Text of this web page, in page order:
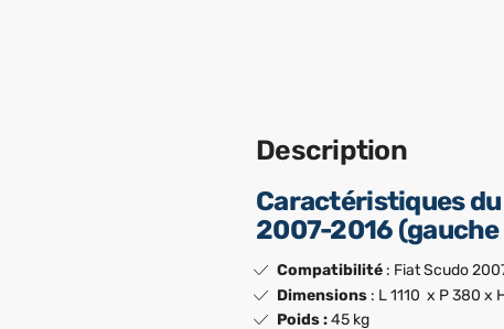
Description
Caractéristiques du
2007-2016
Compatibilité : Fiat Scudo
Dimensions : L 1110 x P 380 x
Poids :45 kg